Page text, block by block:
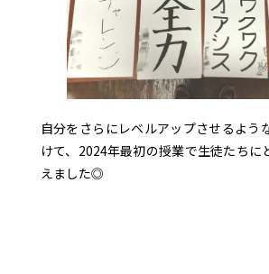
自分をさらにレベルアップさせるよう
けて、2024年最初の授業で生徒たちに
えました◎